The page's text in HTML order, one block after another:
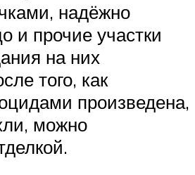
надёжно
и прочие участки
на них
того, как
произведена,
можно